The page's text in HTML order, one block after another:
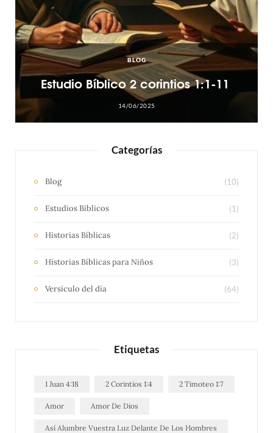
BLOG
Estudio Bíblico 2 corintios 1:1-11
14/06/2025
Categorías
Blog (10)
Estudios Bíblicos (1)
Historias Bíblicas (2)
Historias Bíblicas para Niños (3)
Versículo del día (64)
Etiquetas
1 Juan 4:18 2 Corintios 1:4 2 Timoteo 1:7
Amor Amor De Dios
Así Alumbre Vuestra Luz Delante De Los Hombres